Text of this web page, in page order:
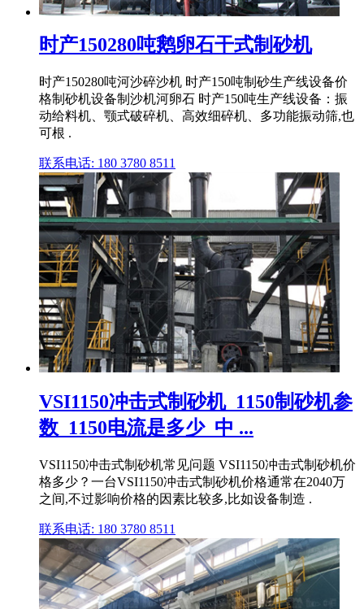
时产150280吨鹅卵石干式制砂机
时产150280吨河沙碎沙机 时产150吨制砂生产线设备价
格制砂机设备制沙机河卵石 时产150吨生产线设备：振
动给料机、颚式破碎机、高效细碎机、多功能振动筛,也
可根 .
联系电话: 180 3780 8511
VSI1150冲击式制砂机_1150制砂机参
数_1150电流是多少_中 ...
VSI1150冲击式制砂机常见问题 VSI1150冲击式制砂机价
格多少？一台VSI1150冲击式制砂机价格通常在2040万
之间,不过影响价格的因素比较多,比如设备制造 .
联系电话: 180 3780 8511